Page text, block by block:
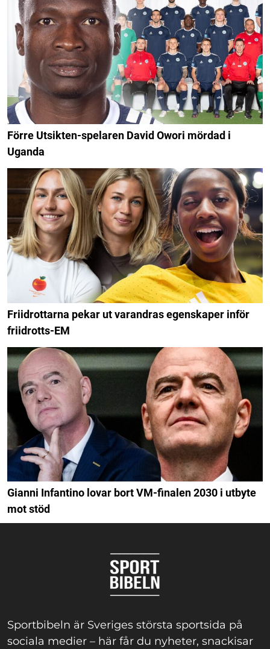
Förre Utsikten-spelaren David Owori mördad i
Uganda
Friidrottarna pekar ut varandras egenskaper inför
friidrotts-EM
Gianni Infantino lovar bort VM-finalen 2030 i utbyte
mot stöd
Sportbibeln är Sveriges största sportsida på
sociala medier – här får du nyheter, snackisar